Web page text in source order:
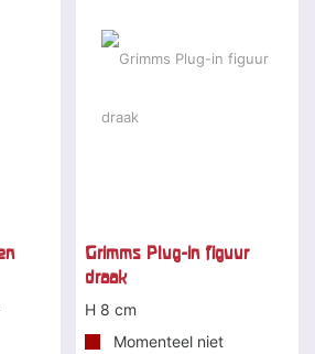
Grimms Plug-in figuur
draak
H 8 cm
Momenteel niet